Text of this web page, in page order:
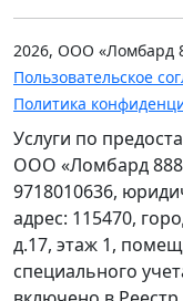
2026, ООО «Ломбард
Пользовательское
Политика
Услуги по
ООО «Ломбард
9718010636,
адрес: 115470,
д.17, этаж 1,
специального